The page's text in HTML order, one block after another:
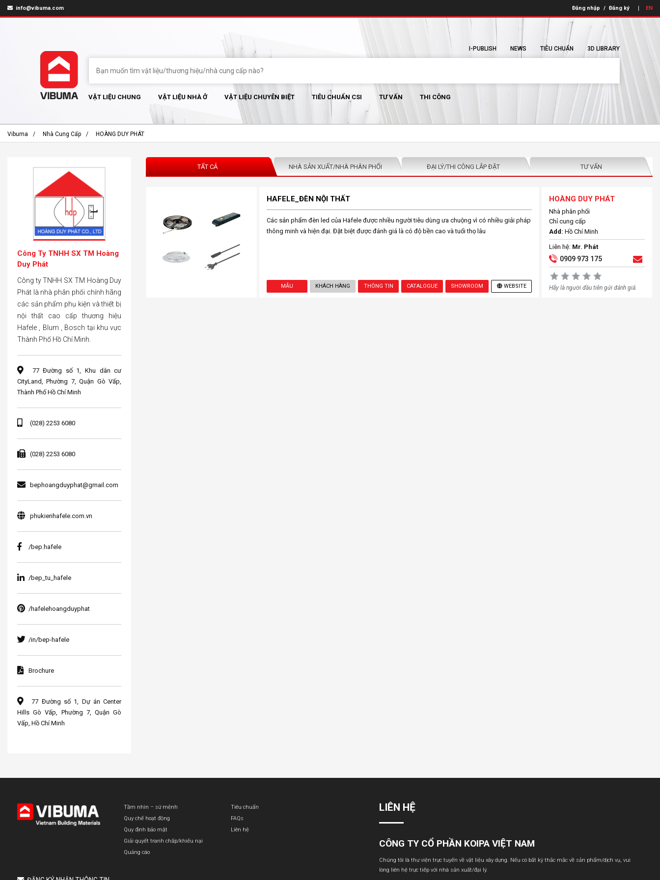
info@vibuma.com Đăng nhập / Đăng ký EN
I-PUBLISH NEWS TIÊU CHUẨN 3D LIBRARY
VẬT LIỆU CHUNG VẬT LIỆU NHÀ Ở VẬT LIỆU CHUYÊN BIỆT TIÊU CHUẨN CSI TƯ VẤN THI CÔNG
Vibuma Nhà Cung Cấp HOÀNG DUY PHÁT
TẤT CẢ NHÀ SẢN XUẤT/NHÀ PHÂN PHỐI ĐẠI LÝ/THI CÔNG LẮP ĐẶT TƯ VẤN
HAFELE_ĐÈN NỘI THẤT
Các sản phẩm đèn led của Häfele được nhiều người tiêu dùng ưa chuộng vì có nhiều giải pháp
thông minh và hiện đại. Đặt biệt được đánh giá là có độ bền cao và tuổi thọ lâu
MẪU KHÁCH HÀNG THÔNG TIN CATALOGUE SHOWROOM WEBSITE
HOÀNG DUY PHÁT
Nhà phân phối
Chỉ cung cấp
Add: Hồ Chí Minh
Liên hệ: Mr. Phát
0909 973 175
Hãy là người đầu tiên gửi đánh giá.
Công Ty TNHH SX TM Hoàng
Duy Phát
Công ty TNHH SX TM Hoàng Duy
Phát là nhà phân phối chính hãng
các sản phẩm phụ kiện và thiết bị
nội thất cao cấp thương hiệu
Hafele , Blum , Bosch tại khu vực
Thành Phố Hồ Chí Minh.
77 Đường số 1, Khu dân cư
CityLand, Phường 7, Quận Gò Vấp,
Thành Phố Hồ Chí Minh
(028) 2253 6080
(028) 2253 6080
bephoangduyphat@gmail.com
phukienhafele.com.vn
/bep.hafele
/bep_tu_hafele
/hafelehoangduyphat
/in/bep-hafele
Brochure
77 Đường số 1, Dự án Center
Hills Gò Vấp, Phường 7, Quận Gò
Vấp, Hồ Chí Minh
Tầm nhìn – sứ mệnh
Quy chế hoạt động
Quy định bảo mật
Giải quyết tranh chấp/khiếu nại
Quảng cáo
Tiêu chuẩn
FAQs
Liên hệ
LIÊN HỆ
CÔNG TY CỔ PHẦN KOIPA VIỆT NAM
Chúng tôi là thư viện trực tuyến về vật liệu xây dựng. Nếu có bất kỳ thắc mắc về sản phẩm/dịch vụ, vui
lòng liên hệ trực tiếp với nhà sản xuất/đại lý.